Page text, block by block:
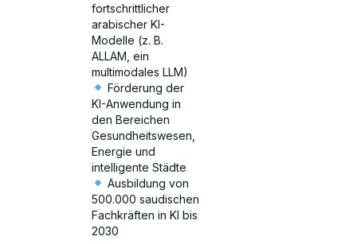
fortschrittlicher
arabischer KI-
Modelle (z. B.
ALLAM, ein
multimodales LLM)
Förderung der
KI-Anwendung in
den Bereichen
Gesundheitswesen,
Energie und
intelligente Städte
Ausbildung von
500.000 saudischen
Fachkräften in KI bis
2030